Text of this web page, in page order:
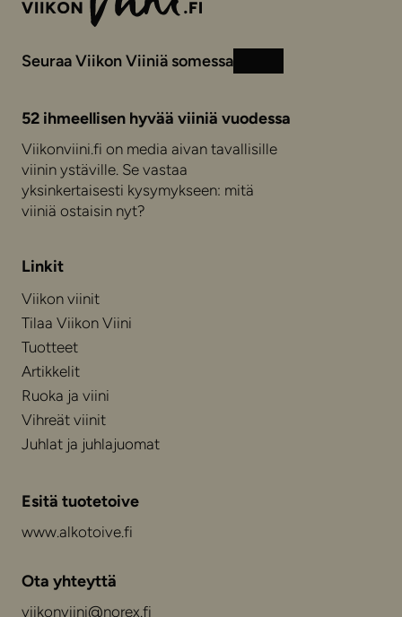
Seuraa Viikon Viiniä somessa
52 ihmeellisen hyvää viiniä vuodessa
Viikonviini.fi on media aivan tavallisille
viinin ystäville. Se vastaa
yksinkertaisesti kysymykseen: mitä
viiniä ostaisin nyt?
Linkit
Viikon viinit
Tilaa Viikon Viini
Tuotteet
Artikkelit
Ruoka ja viini
Vihreät viinit
Juhlat ja juhlajuomat
Esitä tuotetoive
www.alkotoive.fi
Ota yhteyttä
viikonviini@norex.fi